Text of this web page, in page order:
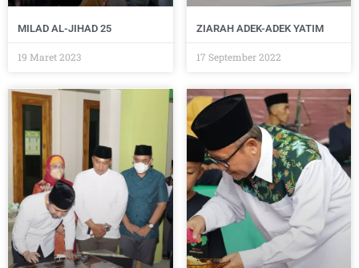
MILAD AL-JIHAD 25
19 Maret 2023
ZIARAH ADEK-ADEK YATIM
17 September 2022